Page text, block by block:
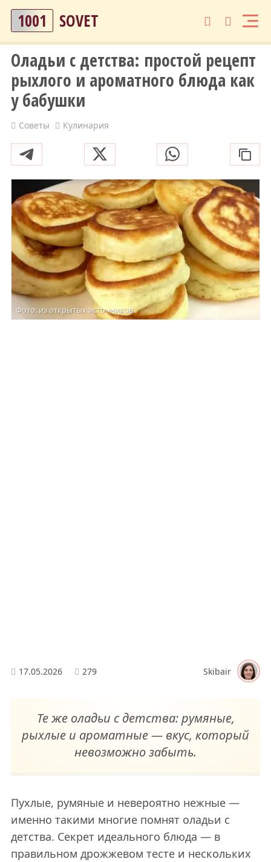
1001 SOVET
Оладьи с детства: простой рецепт
рыхлого и ароматного блюда как
у бабушки
Советы Кулинария
Фото: из открытых источников
17.05.2026 279 Skibair
Те же оладьи с детства: румяные,
рыхлые и ароматные — вкус, который
невозможно забыть.
Пухлые, румяные и невероятно нежные —
именно такими многие помнят оладьи с
детства. Секрет идеального блюда — в
правильном дрожжевом тесте и нескольких